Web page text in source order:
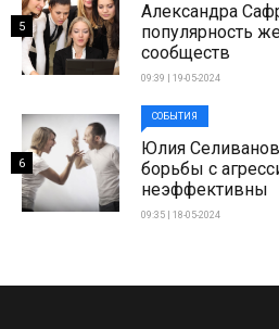
Александра
популярность
сообществ
09:39 | 19-05-2024
5
СОБЫТИЯ
Юлия
борьбы с
неэффективны
09:35 | 18-05-2024
6